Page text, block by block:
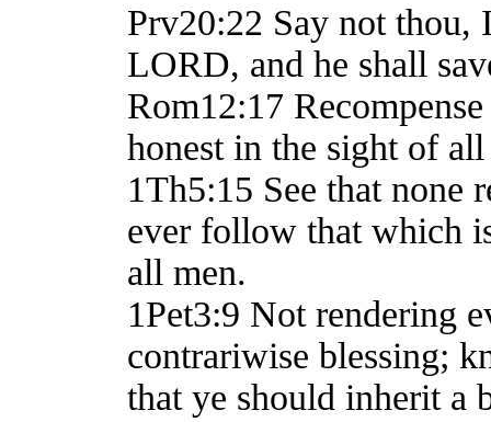
Prv20:22 Say not
LORD, and he shall
Rom12:17
honest in the sight of
1Th5:15 See that none
ever follow that which
all men.
1Pet3:9 Not rendering
contrariwise blessing;
that ye should inherit a